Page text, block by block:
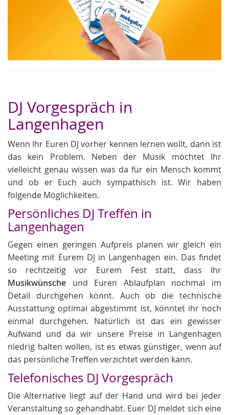
DJ Vorgespräch in
Langenhagen
Wenn Ihr Euren DJ vorher kennen lernen wollt, dann ist
das kein Problem. Neben der Musik möchtet Ihr
vielleicht genau wissen was da für ein Mensch kommt
und ob er Euch auch sympathisch ist. Wir haben
folgende Möglichkeiten.
Persönliches DJ Treffen in
Langenhagen
Gegen einen geringen Aufpreis planen wir gleich ein
Meeting mit Eurem DJ in Langenhagen ein. Das findet
so rechtzeitig vor Eurem Fest statt, dass Ihr
Musikwünsche und Euren Ablaufplan nochmal im
Detail durchgehen könnt. Auch ob die technische
Ausstattung optimal abgestimmt ist, könntet ihr noch
einmal durchgehen. Natürlich ist das ein gewisser
Aufwand und da wir unsere Preise in Langenhagen
niedrig halten wollen, ist es etwas günstiger, wenn auf
das persönliche Treffen verzichtet werden kann.
Telefonisches DJ Vorgespräch
Die Alternative liegt auf der Hand und wird bei jeder
Veranstaltung so gehandhabt. Euer DJ meldet sich eine